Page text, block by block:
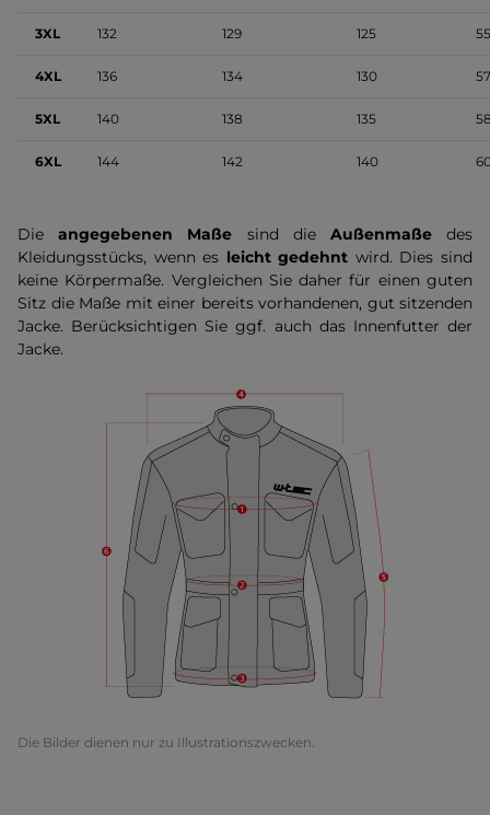
3XL 132 129 125
4XL 136 134 130 57
5XL 140 138 135
6XL 144 142 140
Dieangegebenen Maße sind die Außenmaßedes
Kleidungsstücks, wenn es leicht gedehnt wird. Dies sind
keine Körpermaße. Vergleichen Sie daher für einen guten
Sitz die Maße mit einer bereits vorhandenen, gut sitzenden
Jacke. Berücksichtigen Sie ggf. auch das Innenfutter der
Jacke.
Die Bilder dienen nur zu Illustrationszwecken.